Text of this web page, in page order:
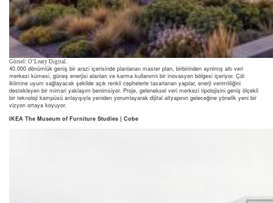
Görsel: O’Leary Digital.
40.000 dönümlük geniş bir arazi içerisinde planlanan master plan, birbirinden ayrılmış altı veri
merkezi kümesi, güneş enerjisi alanları ve karma kullanımlı bir inovasyon bölgesi içeriyor. Çöl
iklimine uyum sağlayacak şekilde açık renkli cephelerle tasarlanan yapılar, enerji verimliliğini
destekleyen bir mimari yaklaşım benimsiyor. Proje, geleneksel veri merkezi tipolojisini geniş ölçekli
bir teknoloji kampüsü anlayışıyla yeniden yorumlayarak dijital altyapının geleceğine yönelik yeni bir
vizyon ortaya koyuyor.
IKEA The Museum of Furniture Studies | Cobe